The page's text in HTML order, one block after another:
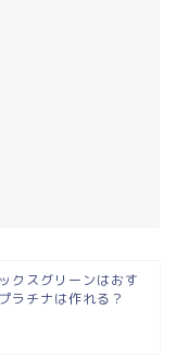
クスグリーンはおす
ラチナは作れる？